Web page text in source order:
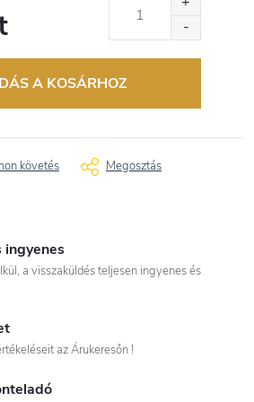
A KOSÁRHOZ
követés Megosztás
ingyenes
a visszaküldés teljesen ingyenes és
az Árukeresőn !